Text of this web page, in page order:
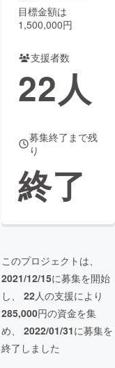
コミュニティ
目標金額は
1,500,000円
支援者数
22人
募集終了まで残
り
終了
このプロジェクトは、
2021/12/15に募集を開始
し、 22人の支援により
285,000円の資金を集
め、 2022/01/31に募集を
終了しました